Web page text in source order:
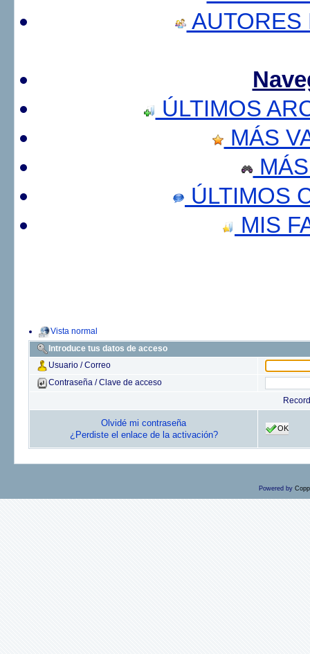
AUTORES
ÚLTIMOS
MÁS
ÚLTIMOS
MIS
Vista normal
Introduce tus datos de acceso
Usuario / Correo
Contraseña / Clave de acceso
Olvidé mi contraseña
¿Perdiste el enlace de la activación?
OK
Powered by